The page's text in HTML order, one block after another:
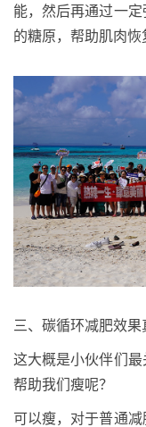
能，然后再通过一
的糖原，帮助肌肉恢
三、碳循环减肥效果
这大概是小伙伴们
帮助我们瘦呢？
可以瘦，对于普通减